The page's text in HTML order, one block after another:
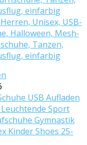
Unisex, USB-
Halloween, Mesh-
Tanzen,
einfarbig